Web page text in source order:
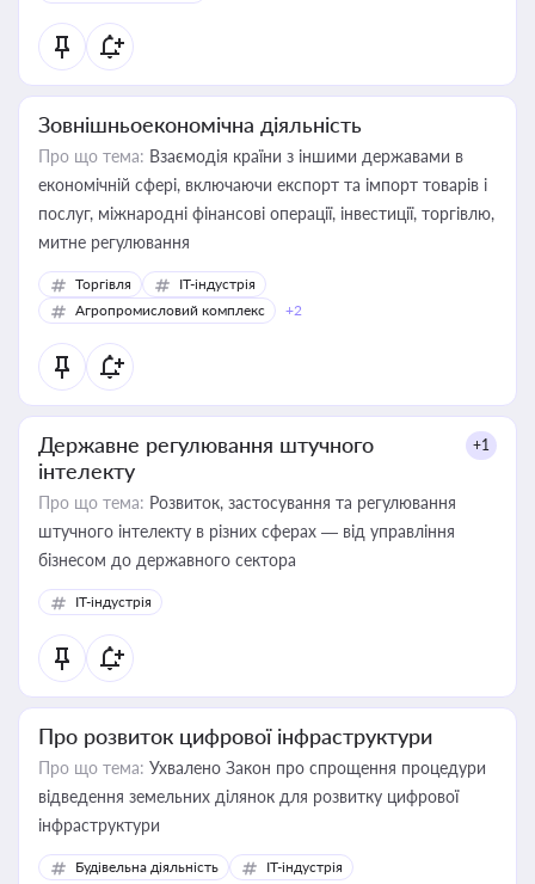
Зовнішньоекономічна діяльність
Про що тема: Взаємодія країни з іншими державами в
економічній сфері, включаючи експорт та імпорт товарів і
послуг, міжнародні фінансові операції, інвестиції, торгівлю,
митне регулювання
Торгівля
IT-індустрія
Агропромисловий комплекс
+2
Державне регулювання штучного
інтелекту
+1
Про що тема: Розвиток, застосування та регулювання
штучного інтелекту в різних сферах — від управління
бізнесом до державного сектора
IT-індустрія
Про розвиток цифрової інфраструктури
Про що тема: Ухвалено Закон про спрощення процедури
відведення земельних ділянок для розвитку цифрової
інфраструктури
Будівельна діяльність IT-індустрія